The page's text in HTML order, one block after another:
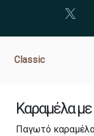
Classic
Καραμέλα
Παγωτό